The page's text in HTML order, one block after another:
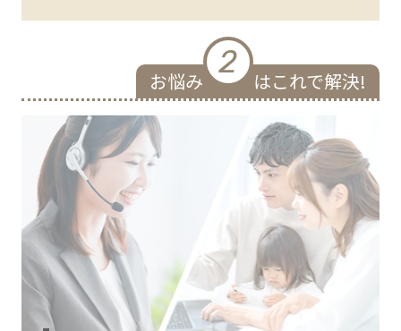
お悩み
2
はこれで解決!